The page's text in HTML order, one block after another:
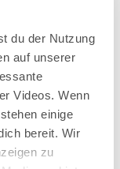
du der Nutzung
auf unserer
Videos. Wenn
einige
bereit. Wir
zu
©